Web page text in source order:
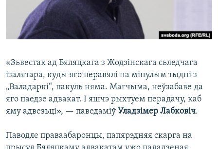
«Зьвестак ад Бяляцкага з Жодзінскага сьледчага
ізалятара, куды яго перавялі на мінулым тыдні з
„Валадаркі“, пакуль няма. Магчыма, неўзабаве да
яго паедзе адвакат. І яшчэ рыхтуем перадачу, каб
яму адвезьці», — паведаміў Уладзімер Лабковіч.
Паводле праваабаронцы, папярэдняя скарга на